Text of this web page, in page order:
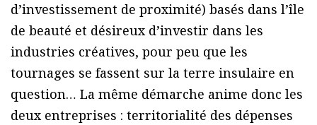
d’investissement de proximité) basés dans l’île
de beauté et désireux d’investir dans les
industries créatives, pour peu que les
tournages se fassent sur la terre insulaire en
question… La même démarche anime donc les
deux entreprises : territorialité des dépenses